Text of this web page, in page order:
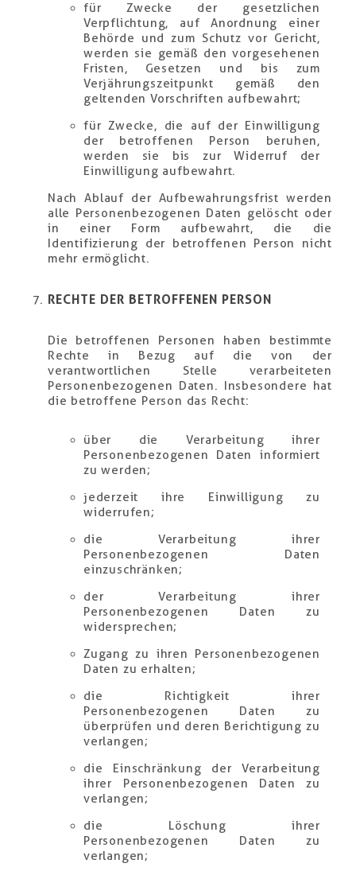
für Zwecke der gesetzlichen
Verpflichtung, auf Anordnung einer
Behörde und zum Schutz vor Gericht,
werden sie gemäß den vorgesehenen
Fristen, Gesetzen und bis zum
Verjährungszeitpunkt gemäß den
geltenden Vorschriften aufbewahrt;
für Zwecke, die auf der Einwilligung
der betroffenen Person beruhen,
werden sie bis zur Widerruf der
Einwilligung aufbewahrt.
Nach Ablauf der Aufbewahrungsfrist werden
alle Personenbezogenen Daten gelöscht oder
in einer Form aufbewahrt, die die
Identifizierung der betroffenen Person nicht
mehr ermöglicht.
RECHTE DER BETROFFENEN PERSON
Die betroffenen Personen haben bestimmte
Rechte in Bezug auf die von der
verantwortlichen Stelle verarbeiteten
Personenbezogenen Daten. Insbesondere hat
die betroffene Person das Recht:
über die Verarbeitung ihrer
Personenbezogenen Daten informiert
zu werden;
jederzeit ihre Einwilligung zu
widerrufen;
die Verarbeitung ihrer
Personenbezogenen Daten
einzuschränken;
der Verarbeitung ihrer
Personenbezogenen Daten zu
widersprechen;
Zugang zu ihren Personenbezogenen
Daten zu erhalten;
die Richtigkeit ihrer
Personenbezogenen Daten zu
überprüfen und deren Berichtigung zu
verlangen;
die Einschränkung der Verarbeitung
ihrer Personenbezogenen Daten zu
verlangen;
die Löschung ihrer
Personenbezogenen Daten zu
verlangen;